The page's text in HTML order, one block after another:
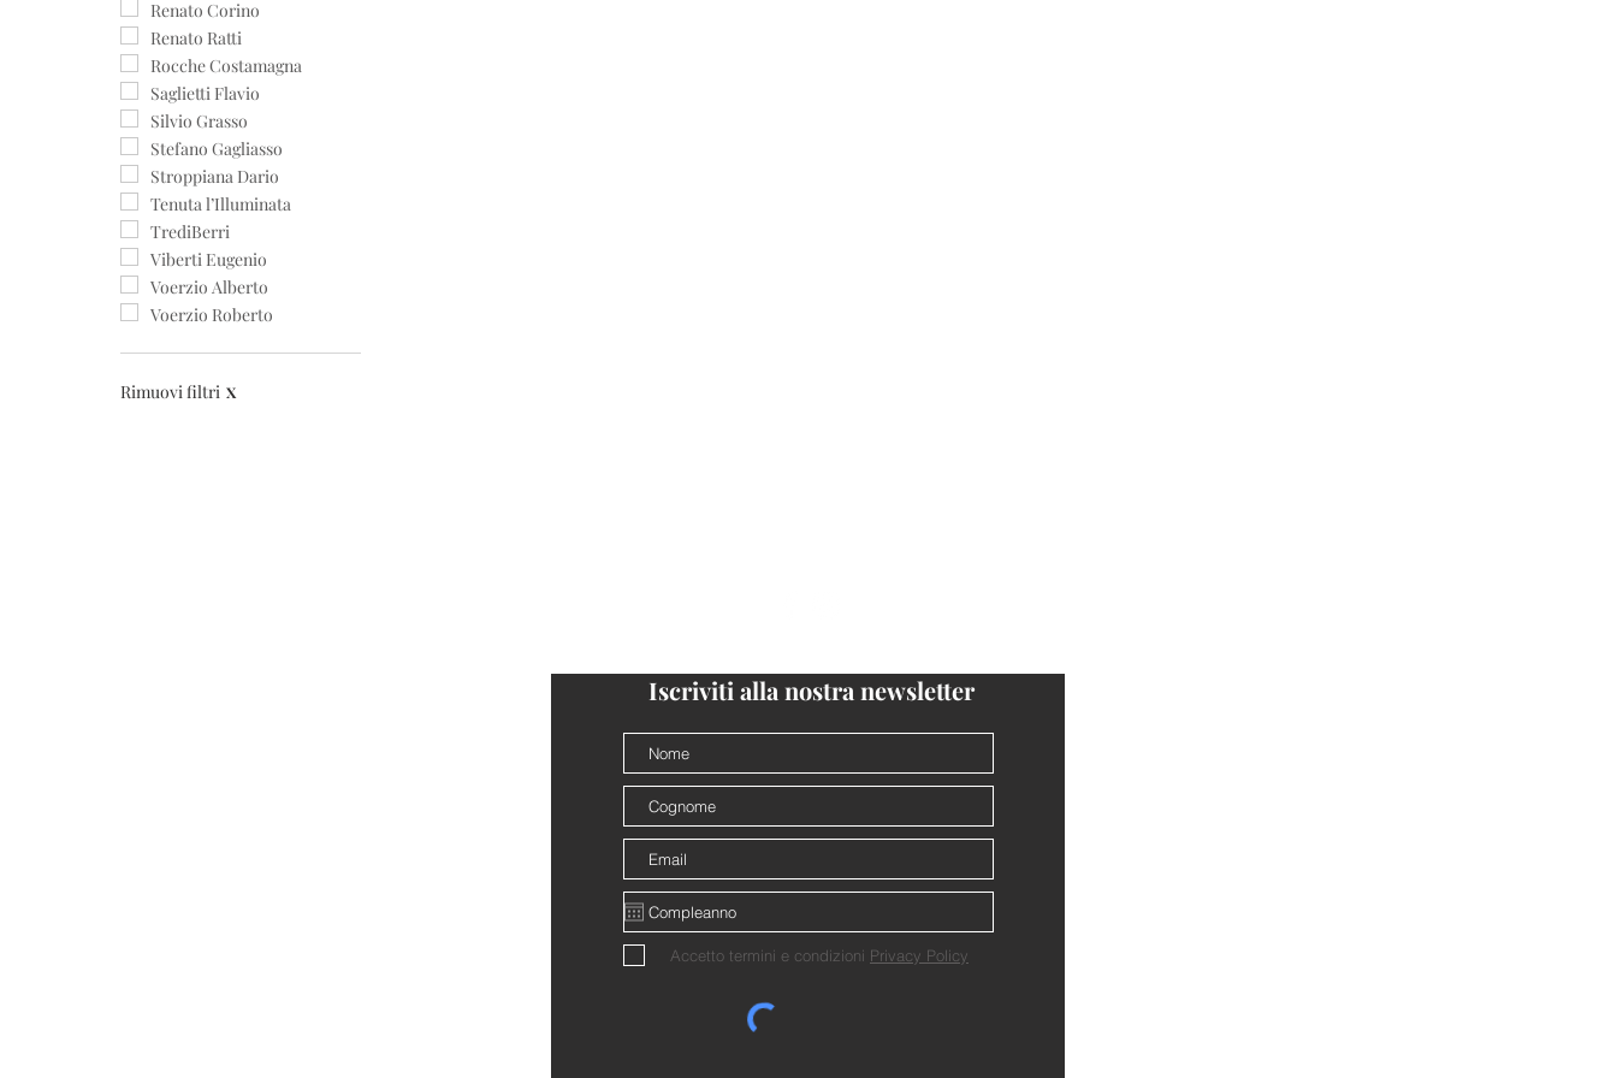
Renato Corino
Renato Ratti
Rocche Costamagna
Saglietti Flavio
Silvio Grasso
Stefano Gagliasso
Stroppiana Dario
Tenuta l’Illuminata
TrediBerri
Viberti Eugenio
Voerzio Alberto
Voerzio Roberto
Rimuovi filtri X
Iscriviti alla nostra newsletter
Accetto termini e condizioni Privacy Policy